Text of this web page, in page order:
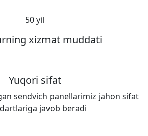
50 yil
xizmat muddati
Yuqori sifat
sendvich panellarimiz jahon sifat
javob beradi